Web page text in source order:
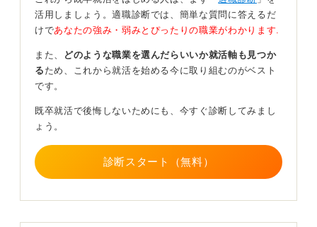
れるまま違う職場に転職したんです。
しかし上司ととにかく合わなくてもう辞めたいんだけど
っているとき気がついたら合法的に休む方法を考えてい
たんですね。
やばいかもしれないから、仕事辞めて帰ってもいいだろ
うか」とそのとき電話に出た父親に話したら「飛行機の
切符を送るから、すぐ帰っていらっしゃい」といっても
らえて、夜逃げしました。
は思っています。
活用しましょう。適職診断では、簡単な質問に答えるだ
けであなたの強み・弱みとぴったりの職業がわかります.
また、
どのような職業を選んだらいいか就活軸も見つか
る ため、これから就活を始める今に取り組むのがベスト
です。
既卒就活で後悔しないためにも、今すぐ診断してみまし
ょう。
診断スタート（無料）